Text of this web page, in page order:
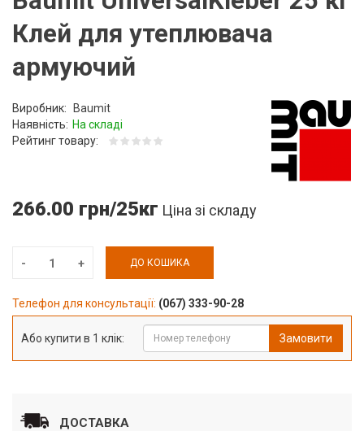
Клей для утеплювача
армуючий
Виробник:
Baumit
Наявність: На складі
Рейтинг товару:
266.00 грн/25кг Ціна зі складу
ДО КОШИКА
Телефон для консультації: (067) 333-90-28
Або купити в 1 клік: Замовити
ДОСТАВКА